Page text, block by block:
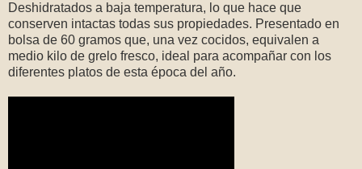
Deshidratados a baja temperatura, lo que hace que
conserven intactas todas sus propiedades. Presentado en
bolsa de 60 gramos que, una vez cocidos, equivalen a
medio kilo de grelo fresco, ideal para acompañar con los
diferentes platos de esta época del año.